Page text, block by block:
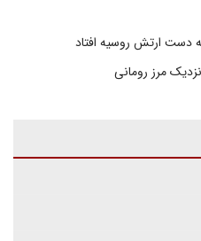
به دست ارتش روسیه افتاد
مرز رومانی